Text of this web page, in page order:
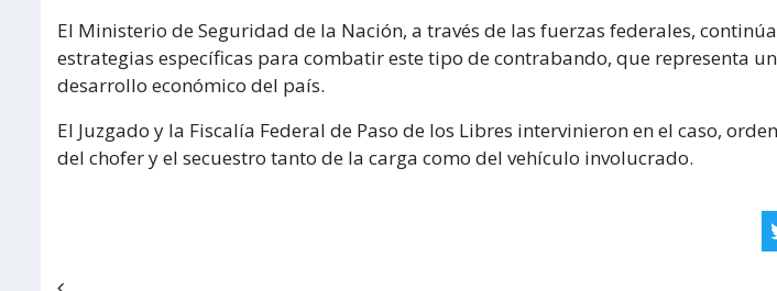
El Ministerio de Seguridad de la Nación, a través de las fuerzas federales,
estrategias específicas para combatir este tipo de contrabando, que representa
desarrollo económico del país.
El Juzgado y la Fiscalía Federal de Paso de los Libres intervinieron en el caso,
del chofer y el secuestro tanto de la carga como del vehículo involucrado.